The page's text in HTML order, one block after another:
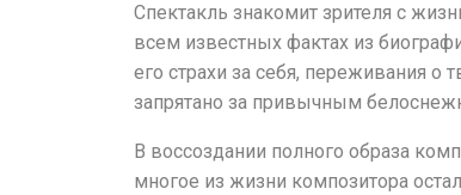
Спектакль знакомит зрителя с
всем известных фактах из
его страхи за себя, переживания о
запрятано за привычным
В воссоздании полного образа
многое из жизни композитора